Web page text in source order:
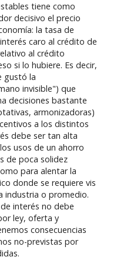
tiene como
decisivo el precio
la tasa de
caro al crédito de
al crédito
si lo hubiere. Es decir,
gustó la
invisible") que
decisiones bastante
armonizadoras)
a los distintos
debe ser tan alta
usos de un ahorro
de poca solidez
para alentar la
donde se requiere vis
industria o promedio.
interés no debe
ley, oferta y
consecuencias
no-previstas por